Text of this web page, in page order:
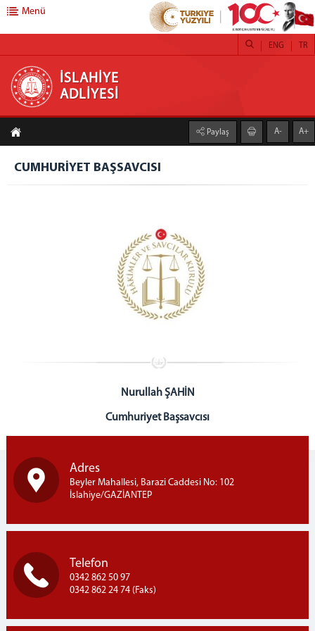
İSLAHİYE ADLİYESİ
ADLİYEMİZ
Faaliyet Raporları
İslahiye Adli Tıp Şube Müdürlüğü
Denetimli Serbestlik Müdürlüğü
Adli Destek ve Mağdur Hizmetleri Müdürlüğü
İslahiye T Tipi Açık ve Kapalı Ceza İnfaz Kurumu
Medya İletişim Bürosu
İlamat ve İnfaz Bürosu
İdari İşler Müdürlüğü
Bilgi İşlem Bürosu
Segbis Kayıt Eğitimi
Mal Bildirimi Doldurma Klavuzu
Bilgisayar/Mail/Haberci Şifre Alma
Tüm Şifreleri Alma
Menü
İSLAHİYE
ADLİYESİ
TR
ENG
Paylaş A- A+
CUMHURİYET BAŞSAVCISI
Nurullah ŞAHİN
Cumhuriyet Başsavcısı
Adres
Beyler Mahallesi, Barazi Caddesi No: 102
İslahiye/GAZİANTEP
Telefon
0342 862 50 97
0342 862 24 74 (Faks)